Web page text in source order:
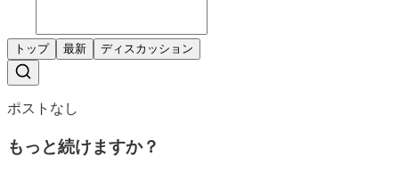
トップ 最新 ディスカッション
ポストなし
もっと続けますか？